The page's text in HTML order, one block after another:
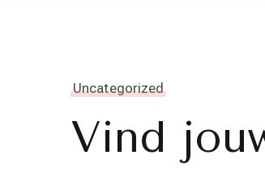
Uncategorized
Vind